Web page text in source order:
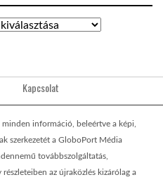
Kapcsolat
információ, beleértve a képi,
szerkezetét a GloboPort Média
továbbszolgáltatás,
az újraközlés kizárólag a